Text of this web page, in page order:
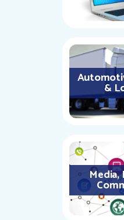
&
Media,